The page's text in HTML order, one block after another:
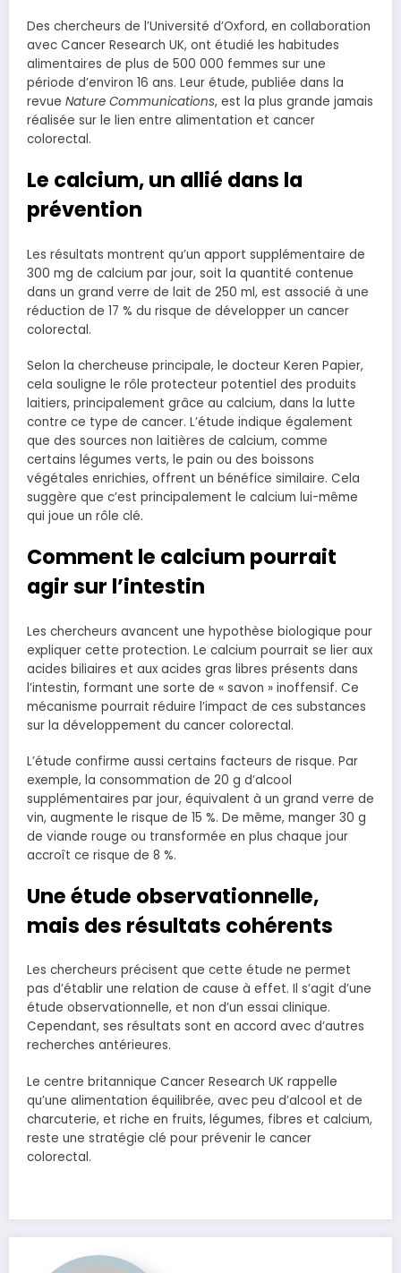
Des chercheurs de l’Université d’Oxford, en collaboration
avec Cancer Research UK, ont étudié les habitudes
alimentaires de plus de 500 000 femmes sur une
période d’environ 16 ans. Leur étude, publiée dans la
revue Nature Communications, est la plus grande jamais
réalisée sur le lien entre alimentation et cancer
colorectal.
Le calcium, un allié dans la
prévention
Les résultats montrent qu’un apport supplémentaire de
300 mg de calcium par jour, soit la quantité contenue
dans un grand verre de lait de 250 ml, est associé à une
réduction de 17 % du risque de développer un cancer
colorectal.
Selon la chercheuse principale, le docteur Keren Papier,
cela souligne le rôle protecteur potentiel des produits
laitiers, principalement grâce au calcium, dans la lutte
contre ce type de cancer. L’étude indique également
que des sources non laitières de calcium, comme
certains légumes verts, le pain ou des boissons
végétales enrichies, offrent un bénéfice similaire. Cela
suggère que c’est principalement le calcium lui-même
qui joue un rôle clé.
Comment le calcium pourrait
agir sur l’intestin
Les chercheurs avancent une hypothèse biologique pour
expliquer cette protection. Le calcium pourrait se lier aux
acides biliaires et aux acides gras libres présents dans
l’intestin, formant une sorte de « savon » inoffensif. Ce
mécanisme pourrait réduire l’impact de ces substances
sur la développement du cancer colorectal.
L’étude confirme aussi certains facteurs de risque. Par
exemple, la consommation de 20 g d’alcool
supplémentaires par jour, équivalent à un grand verre de
vin, augmente le risque de 15 %. De même, manger 30 g
de viande rouge ou transformée en plus chaque jour
accroît ce risque de 8 %.
Une étude observationnelle,
mais des résultats cohérents
Les chercheurs précisent que cette étude ne permet
pas d’établir une relation de cause à effet. Il s’agit d’une
étude observationnelle, et non d’un essai clinique.
Cependant, ses résultats sont en accord avec d’autres
recherches antérieures.
Le centre britannique Cancer Research UK rappelle
qu’une alimentation équilibrée, avec peu d’alcool et de
charcuterie, et riche en fruits, légumes, fibres et calcium,
reste une stratégie clé pour prévenir le cancer
colorectal.